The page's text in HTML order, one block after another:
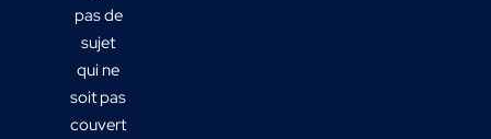
pas de
sujet
qui ne
soit pas
couvert